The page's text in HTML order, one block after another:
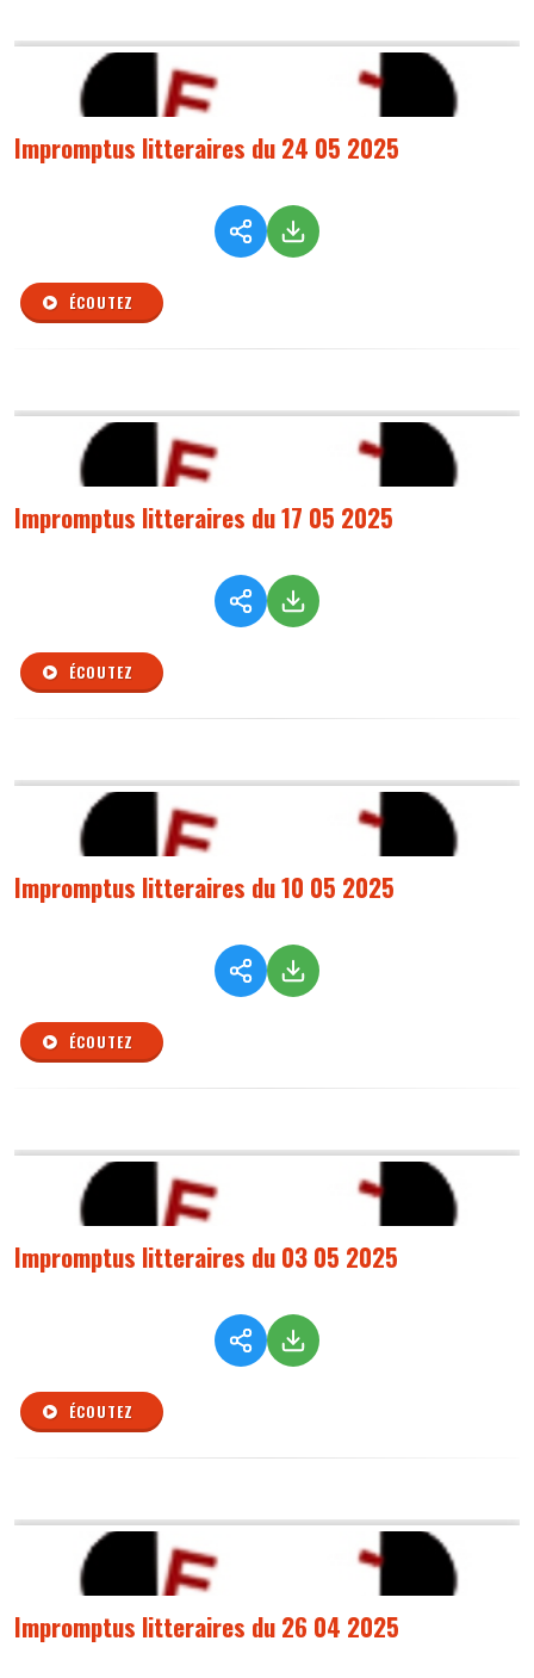
Impromptus litteraires du 24 05 2025
ÉCOUTEZ
Impromptus litteraires du 17 05 2025
ÉCOUTEZ
Impromptus litteraires du 10 05 2025
ÉCOUTEZ
Impromptus litteraires du 03 05 2025
ÉCOUTEZ
Impromptus litteraires du 26 04 2025